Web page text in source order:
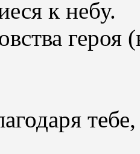
к небу.